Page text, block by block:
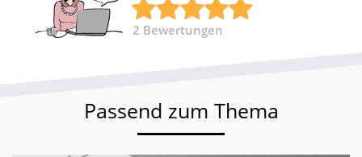
2 Bewertungen
Passend zum Thema